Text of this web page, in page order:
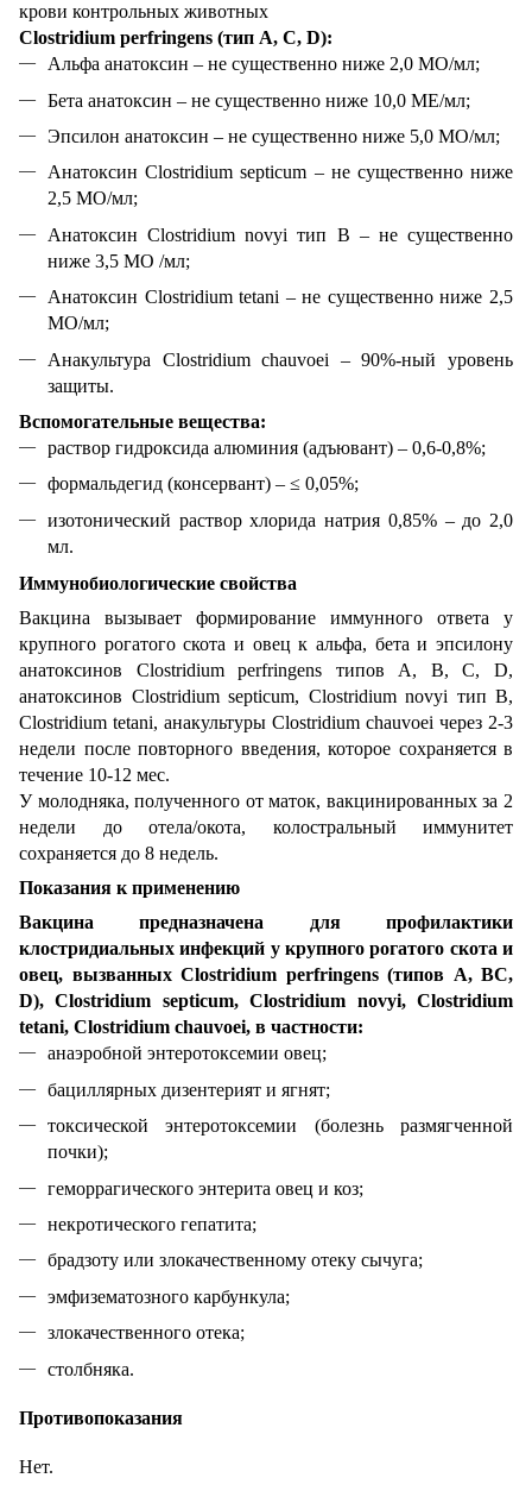
крови контрольных животных
Clostridium perfringens (тип A, C, D):
Альфа анатоксин – не существенно ниже 2,0 MО/мл;
Бета анатоксин – не существенно ниже 10,0 MЕ/мл;
Эпсилон анатоксин – не существенно ниже 5,0 MО/мл;
Анатоксин Clostridium septicum – не существенно ниже
2,5 МО/мл;
Анатоксин Clostridium novyi тип В – не существенно
ниже 3,5 МО /мл;
Анатоксин Clostridium tetani – не существенно ниже 2,5
МО/мл;
Анакультура Clostridium chauvoei – 90%-ный уровень
защиты.
Вспомогательные вещества:
раствор гидроксида алюминия (адъювант) – 0,6-0,8%;
формальдегид (консервант) – ≤ 0,05%;
изотонический раствор хлорида натрия 0,85% – до 2,0
мл.
Иммунобиологические свойства
Вакцина вызывает формирование иммунного ответа у
крупного рогатого скота и овец к альфа, бета и эпсилону
анатоксинов Clostridium perfringens типов А, В, С, D,
анатоксинов Clostridium septicum, Clostridium novуі тип В,
Clostridium tetani, анакультуры Clostridium chauvoei через 2-3
недели после повторного введения, которое сохраняется в
течение 10-12 мес.
У молодняка, полученного от маток, вакцинированных за 2
недели до отела/окота, колостральный иммунитет
сохраняется до 8 недель.
Показания к применению
Вакцина предназначена для профилактики
клостридиальных инфекций у крупного рогатого скота и
овец, вызванных Clostridium perfringens (типов А, ВС,
D), Clostridium septicum, Clostridium novyi, Clostridium
tetani, Clostridium chauvoei, в частности:
анаэробной энтеротоксемии овец;
бациллярных дизентерият и ягнят;
токсической энтеротоксемии (болезнь размягченной
почки);
геморрагического энтерита овец и коз;
некротического гепатита;
брадзоту или злокачественному отеку сычуга;
эмфизематозного карбункула;
злокачественного отека;
столбняка.
Противопоказания
Нет.